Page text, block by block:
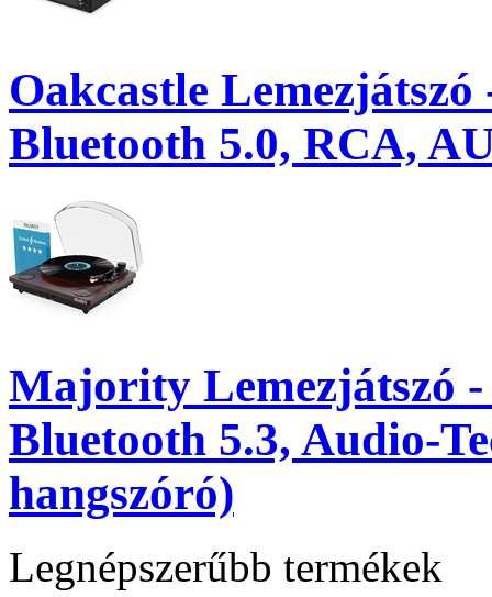
Oakcastle
Bluetooth 5.0, RCA,
Majority Lemezjátszó
Bluetooth 5.3, Audio-
hangszóró)
Legnépszerűbb termékek